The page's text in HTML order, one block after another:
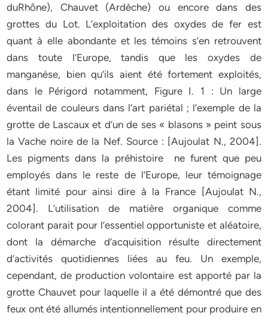
duRhône), Chauvet (Ardèche) ou encore dans des
grottes du Lot. L’exploitation des oxydes de fer est
quant à elle abondante et les témoins s’en retrouvent
dans toute l’Europe, tandis que les oxydes de
manganèse, bien qu’ils aient été fortement exploités,
dans le Périgord notamment, Figure I. 1 : Un large
éventail de couleurs dans l’art pariétal ; l’exemple de la
grotte de Lascaux et d’un de ses « blasons » peint sous
la Vache noire de la Nef. Source : [Aujoulat N., 2004].
Les pigments dans la préhistoire ne furent que peu
employés dans le reste de l’Europe, leur témoignage
étant limité pour ainsi dire à la France [Aujoulat N.,
2004]. L’utilisation de matière organique comme
colorant parait pour l’essentiel opportuniste et aléatoire,
dont la démarche d’acquisition résulte directement
d’activités quotidiennes liées au feu. Un exemple,
cependant, de production volontaire est apporté par la
grotte Chauvet pour laquelle il a été démontré que des
feux ont été allumés intentionnellement pour produire en